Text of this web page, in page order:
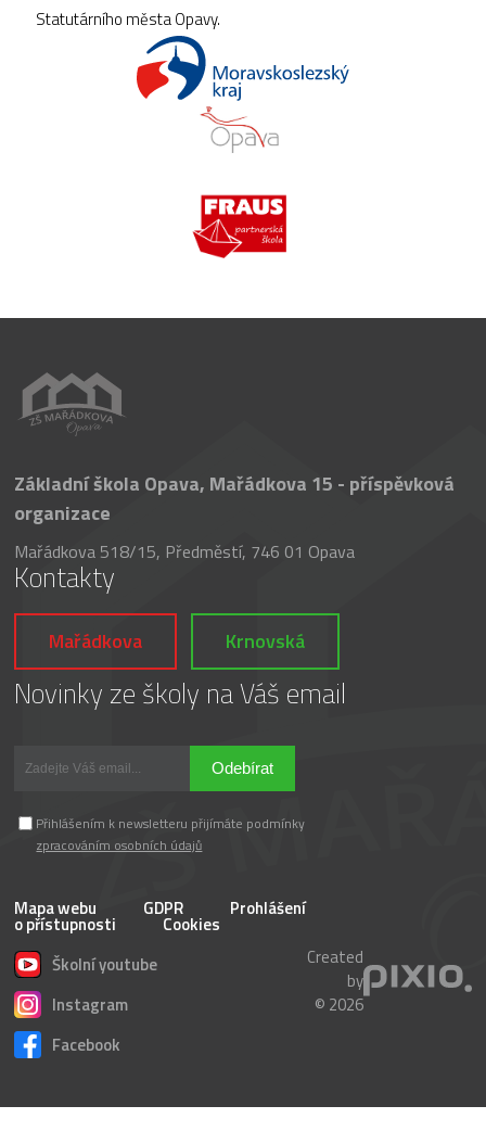
Statutárního města Opavy.
Základní škola Opava, Mařádkova 15 - příspěvková
organizace
Mařádkova 518/15, Předměstí, 746 01 Opava
Kontakty
Mařádkova Krnovská
Novinky ze školy na Váš email
Odebírat
Přihlášením k newsletteru přijímáte podmínky
zpracováním osobních údajů
Mapa webu GDPR Prohlášení
o přístupnosti
Cookies
Školní youtube
Instagram
Facebook
Created
by
© 2026